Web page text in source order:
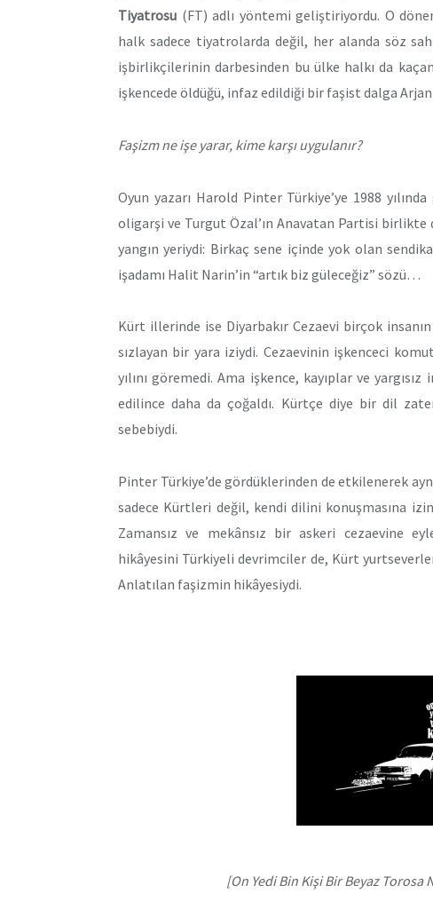
Tiyatrosu (FT) adlı yöntemi geliştiriyordu. O
halk sadece tiyatrolarda değil, her alanda söz
işbirlikçilerinin darbesinden bu ülke halkı da
işkencede öldüğü, infaz edildiği bir faşist dalga
Faşizm ne işe yarar, kime karşı uygulanır?
Oyun yazarı Harold Pinter Türkiye’ye 1988
oligarşi ve Turgut Özal’ın Anavatan Partisi
yangın yeriydi: Birkaç sene içinde yok olan
işadamı Halit Narin’in “artık biz güleceğiz” sözü…
Kürt illerinde ise Diyarbakır Cezaevi birçok
sızlayan bir yara iziydi. Cezaevinin işkenceci
yılını göremedi. Ama işkence, kayıplar ve
edilince daha da çoğaldı. Kürtçe diye bir dil
sebebiydi.
Pinter Türkiye’de gördüklerinden de etkilenerek
sadece Kürtleri değil, kendi dilini konuşmasına
Zamansız ve mekânsız bir askeri cezaevine
hikâyesini Türkiyeli devrimciler de, Kürt
Anlatılan faşizmin hikâyesiydi.
[On Yedi Bin Kişi Bir Beyaz Torosa